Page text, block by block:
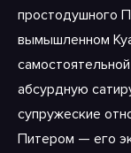
простодушного
вымышленном
абсурдную
супружеские
Питером — его